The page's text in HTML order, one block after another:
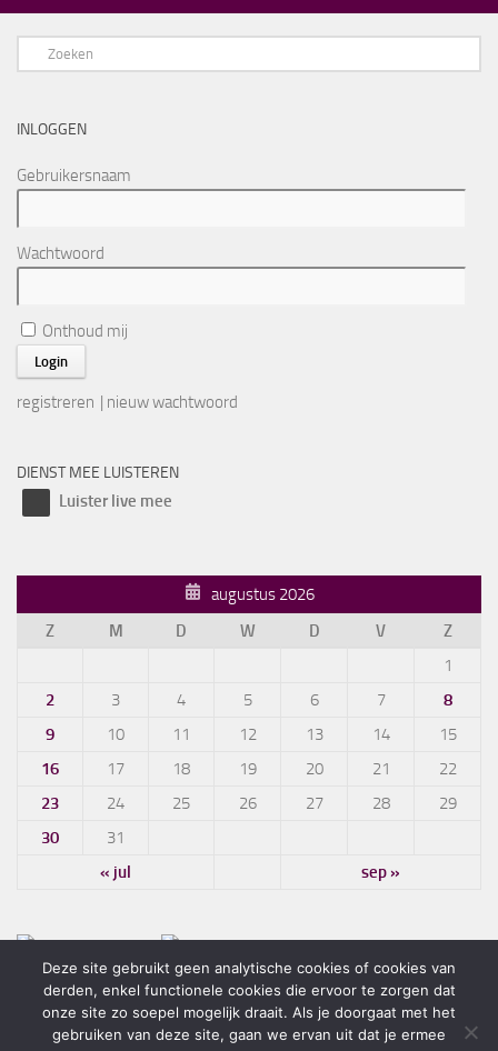
INLOGGEN
Gebruikersnaam
Wachtwoord
Onthoud mij
registreren | nieuw wachtwoord
DIENST MEE LUISTEREN
Luister live mee
augustus 2026
Z
M D W D V
Z
1
2
3 4 5 6 7
8
9
10 11 12 13 14
15
16
17 18 19 20 21
22
23
24 25 26 27 28
29
30
31
« jul
sep »
Deze site gebruikt geen analytische cookies of cookies van
derden, enkel functionele cookies die ervoor te zorgen dat
onze site zo soepel mogelijk draait. Als je doorgaat met het
gebruiken van deze site, gaan we ervan uit dat je ermee